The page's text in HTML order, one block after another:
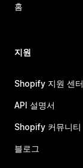
홈
지원
Shopify 지원 센터
API 설명서
Shopify 커뮤니티
블로그